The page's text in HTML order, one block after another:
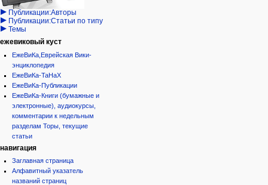
дополнения
Публикации:Авторы
Публикации:Статьи по типу
Темы
ежевиковый куст
ЕжеВиКа,Еврейская Вики-
энциклопедия
ЕжеВиКа-ТаНаХ
ЕжеВиКа-Публикации
ЕжеВиКа-Книги (бумажные и
электронные), аудиокурсы,
комментарии к недельным
разделам Торы, текущие
статьи
навигация
Заглавная страница
Алфавитный указатель
названий страниц